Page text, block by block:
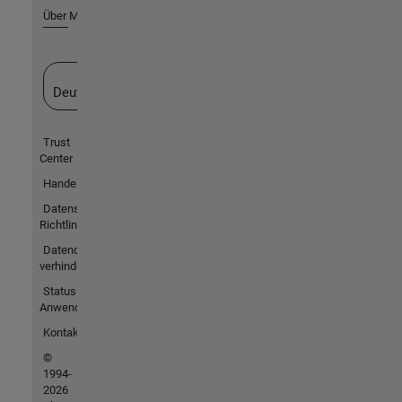
Über MathWorks
Deutschland
Trust
Center
Handelsmarken
Datenschutz-
Richtlinien
Datendiebstahl
verhindern
Status von
Anwendungen
Kontakt
©
1994-
2026